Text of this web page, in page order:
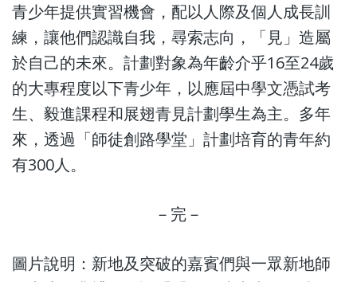
青少年提供實習機會，配以人際及個人成長訓
練，讓他們認識自我，尋索志向，「見」造屬
於自己的未來。計劃對象為年齡介乎16至24歲
的大專程度以下青少年，以應屆中學文憑試考
生、毅進課程和展翅青見計劃學生為主。多年
來，透過「師徒創路學堂」計劃培育的青年約
有300人。
－完－
圖片說明：新地及突破的嘉賓們與一眾新地師